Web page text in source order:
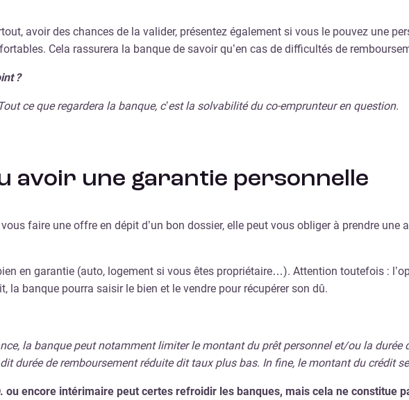
avoir des chances de la valider, présentez également si vous le pouvez une
Cela rassurera la banque de savoir qu’en cas de difficultés de
?
ce que regardera la banque, c’est la solvabilité du co-emprunteur en question.
avoir une garantie personnelle
faire une offre en dépit d’un bon dossier, elle peut vous obliger à prendre une
en garantie (auto, logement si vous êtes propriétaire…). Attention toutefois :
banque pourra saisir le bien et le vendre pour récupérer son dû.
la banque peut notamment limiter le montant du prêt personnel et/ou la durée
durée de remboursement réduite dit taux plus bas. In fine, le montant du crédit
ou encore intérimaire peut certes refroidir les banques, mais cela ne constitue